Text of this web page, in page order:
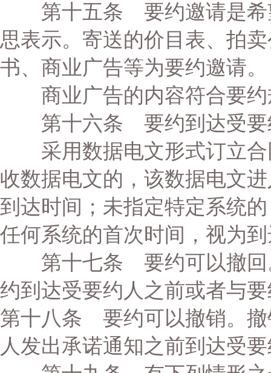
第十五条 要约邀请是希
思表示。寄送的价目表、拍
书、商业广告等为要约邀请。
商业广告的内容符合要约
第十六条 要约到达受要
采用数据电文形式订立合
收数据电文的，该数据电文
到达时间；未指定特定系统
任何系统的首次时间，视为
第十七条 要约可以撤回
约到达受要约人之前或者与
第十八条 要约可以撤销。撤
人发出承诺通知之前到达受